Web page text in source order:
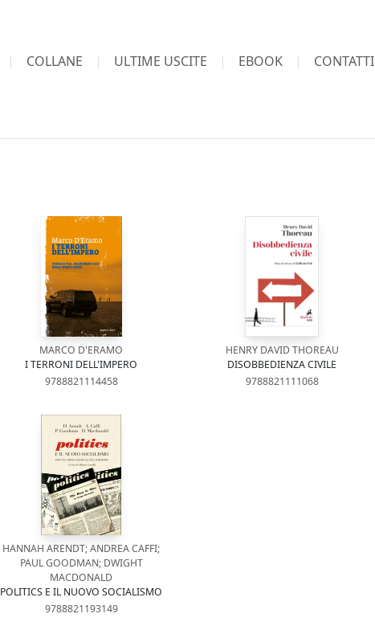
COLLANE ULTIME USCITE EBOOK CONTATTI
MARCO D'ERAMO
I TERRONI DELL'IMPERO
9788821114458
HENRY DAVID THOREAU
DISOBBEDIENZA CIVILE
9788821111068
HANNAH ARENDT; ANDREA CAFFI;
PAUL GOODMAN; DWIGHT
MACDONALD
POLITICS E IL NUOVO SOCIALISMO
9788821193149